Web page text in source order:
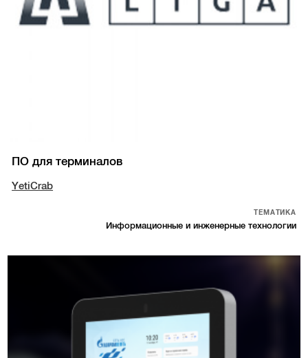
ПО для терминалов
YetiCrab
ТЕМАТИКА
Информационные и инженерные технологии